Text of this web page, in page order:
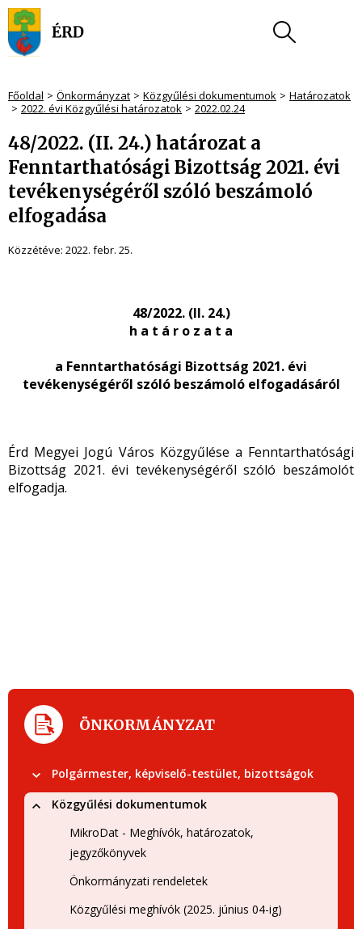
Főoldal Önkormányzat Közgyűlési dokumentumok
Határozatok
2022. évi Közgyűlési határozatok
2022.02.24
48/2022. (II. 24.) határozat a
Fenntarthatósági Bizottság 2021. évi
tevékenységéről szóló beszámoló
elfogadása
Közzétéve: 2022. febr. 25.
48/2022. (II. 24.)
h a t á r o z a t a
a Fenntarthatósági Bizottság 2021. évi
tevékenységéről szóló beszámoló elfogadásáról
Érd Megyei Jogú Város Közgyűlése a Fenntarthatósági
Bizottság 2021. évi tevékenységéről szóló beszámolót
elfogadja.
ÖNKORMÁNYZAT
Polgármester, képviselő-testület, bizottságok
Közgyűlési dokumentumok
MikroDat - Meghívók, határozatok,
jegyzőkönyvek
Önkormányzati rendeletek
Közgyűlési meghívók (2025. június 04-ig)